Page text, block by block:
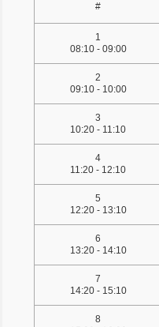
#
1
08:10 - 09:00
2
09:10 - 10:00
3
10:20 - 11:10
4
11:20 - 12:10
5
12:20 - 13:10
6
13:20 - 14:10
7
14:20 - 15:10
8